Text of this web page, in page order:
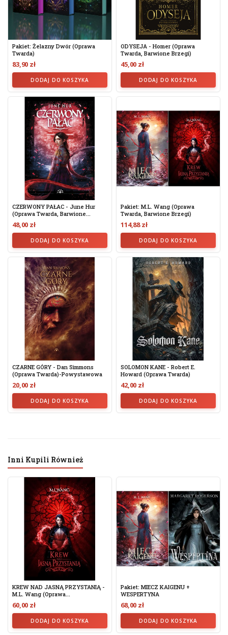
Pakiet: Żelazny Dwór (oprawa
Twarda)
83,90 zł
DODAJ DO KOSZYKA
ODYSEJA - Homer (oprawa
Twarda, Barwione Brzegi)
45,00 zł
DODAJ DO KOSZYKA
CZERWONY PAŁAC - June Hur
(oprawa Twarda, Barwione...
48,00 zł
DODAJ DO KOSZYKA
Pakiet: M.L. Wang (oprawa
Twarda, Barwione Brzegi)
114,88 zł
DODAJ DO KOSZYKA
CZARNE GÓRY - Dan Simmons
(Oprawa Twarda)-Powystawowa
20,00 zł
DODAJ DO KOSZYKA
SOLOMON KANE - Robert E.
Howard (oprawa Twarda)
42,00 zł
DODAJ DO KOSZYKA
Inni Kupili Również
KREW NAD JASNĄ PRZYSTANIĄ -
M.L. Wang (oprawa...
60,00 zł
DODAJ DO KOSZYKA
Pakiet: MIECZ KAIGENU +
WESPERTYNA
68,00 zł
DODAJ DO KOSZYKA